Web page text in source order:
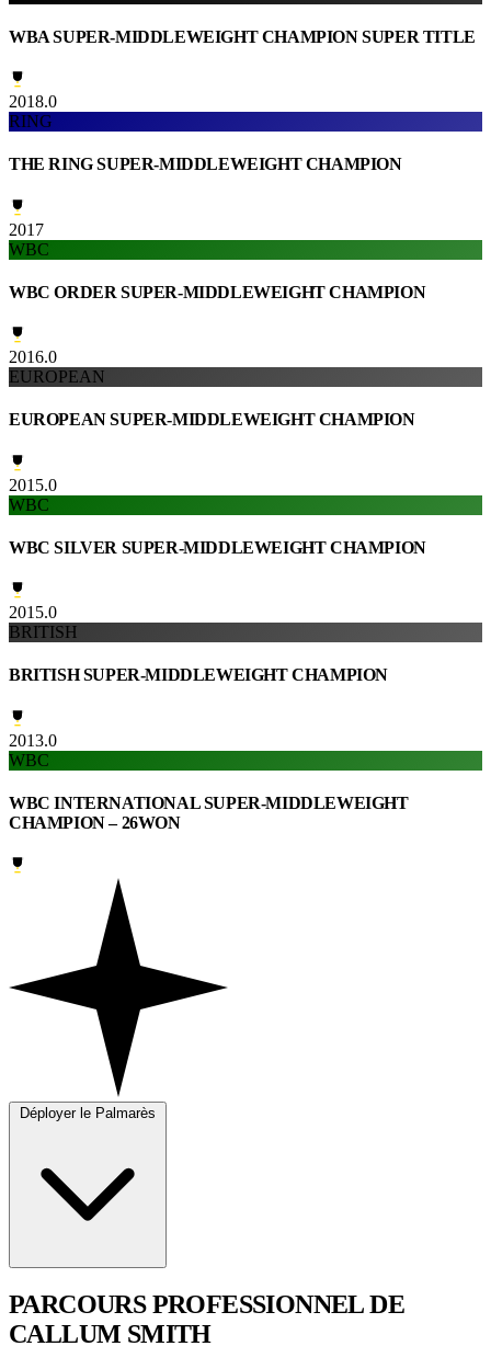
WBA SUPER-MIDDLEWEIGHT CHAMPION SUPER TITLE
2018.0
RING
THE RING SUPER-MIDDLEWEIGHT CHAMPION
2017
WBC
WBC ORDER SUPER-MIDDLEWEIGHT CHAMPION
2016.0
EUROPEAN
EUROPEAN SUPER-MIDDLEWEIGHT CHAMPION
2015.0
WBC
WBC SILVER SUPER-MIDDLEWEIGHT CHAMPION
2015.0
BRITISH
BRITISH SUPER-MIDDLEWEIGHT CHAMPION
2013.0
WBC
WBC INTERNATIONAL SUPER-MIDDLEWEIGHT
CHAMPION – 26WON
Déployer le Palmarès
PARCOURS PROFESSIONNELDE
CALLUM SMITH